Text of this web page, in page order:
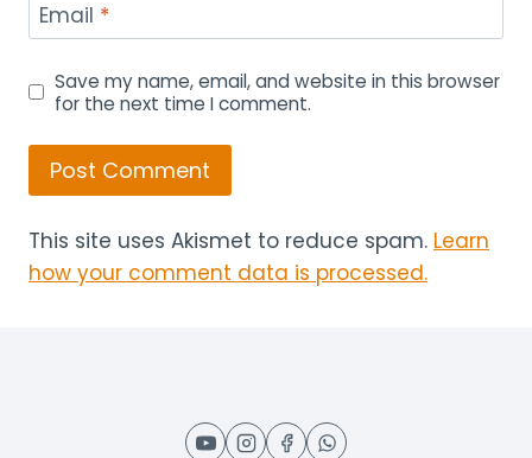
Email *
Save my name, email, and website in this browser
for the next time I comment.
This site uses Akismet to reduce spam. Learn
how your comment data is processed.